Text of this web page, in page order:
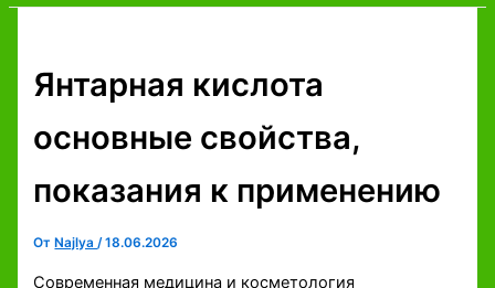
Янтарная кислота
основные свойства,
показания к применению
От Najlya/18.06.2026
Современная медицина и косметология